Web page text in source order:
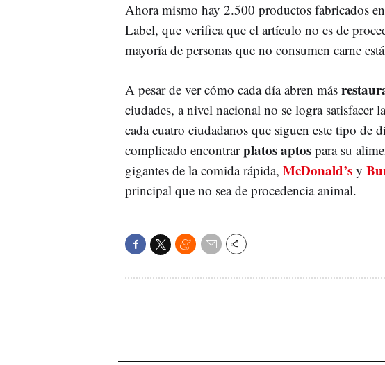
Ahora mismo hay 2.500 productos fabricados
Label, que verifica que el artículo no es de
mayoría de personas que no consumen carne
A pesar de ver cómo cada día abren más
ciudades, a nivel nacional no se logra satisfacer
cada cuatro ciudadanos que siguen este tipo de
complicado encontrarplatos aptos para su
gigantes de la comida rápida, McDonald’s y
principal que no sea de procedencia animal.